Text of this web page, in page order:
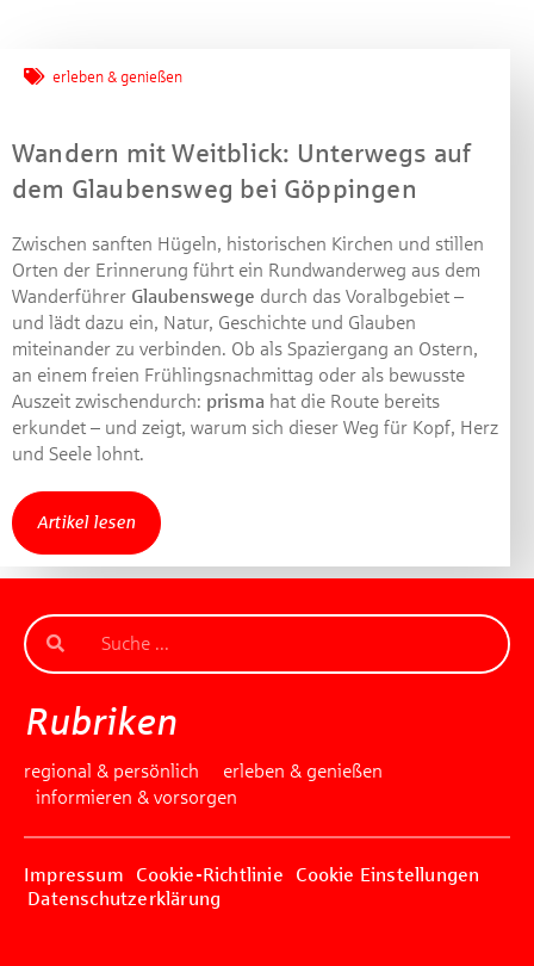
erleben & genießen
Wandern mit Weitblick: Unterwegs auf
dem Glaubensweg bei Göppingen
Zwischen sanften Hügeln, historischen Kirchen und stillen
Orten der Erinnerung führt ein Rundwanderweg aus dem
Wanderführer Glaubenswege durch das Voralbgebiet –
und lädt dazu ein, Natur, Geschichte und Glauben
miteinander zu verbinden. Ob als Spaziergang an Ostern,
an einem freien Frühlingsnachmittag oder als bewusste
Auszeit zwischendurch: prisma hat die Route bereits
erkundet – und zeigt, warum sich dieser Weg für Kopf, Herz
und Seele lohnt.
Artikel lesen
Rubriken
regional & persönlich
erleben & genießen
informieren & vorsorgen
Impressum Cookie-Richtlinie
Cookie Einstellungen
Datenschutzerklärung
Jetzt mitmachen und
Machen Sie mit bei unserem Gewinnspiel! Bis 31.
Dezember 2021 verlosen wir 10 Gutscheine des
Treffpunkt Gold der Kreissparkasse Göppingen im Wert
von je 30 Euro.
Beantworten Sie einfach folgende Frage:
Welches Jubiläum feiert die Kreissparkasse
Göppingen in diesem Jahr?
Gewinnspiel geschlossen